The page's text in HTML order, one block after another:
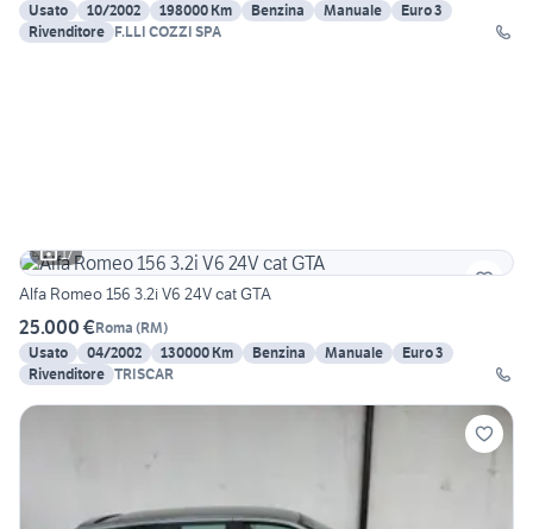
Usato
10/2002 198000 Km Benzina Manuale
Euro 3
Rivenditore F.LLI COZZI SPA
17
Alfa Romeo 156 3.2i V6 24V cat GTA
25.000 €Roma (RM)
Usato
04/2002 130000 Km Benzina Manuale
Euro 3
Rivenditore TRISCAR